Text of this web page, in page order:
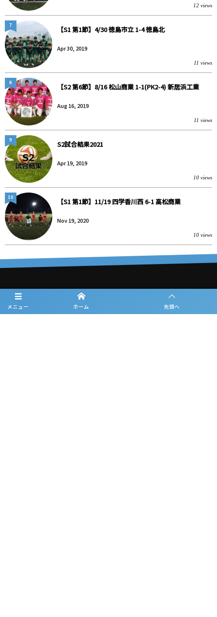
12 views
【S1 第1節】4/30 徳島市立 1-4 徳島北
Apr 30, 2019
11 views
7
【S2 第6節】8/16 松山商業 1-1(PK2-4) 新居浜工業
Aug 16, 2019
11 views
8
S2試合結果2021
Apr 19, 2019
10 views
9
【S1 第1節】11/19 四学香川西 6-1 高松商業
Nov 19, 2020
10 views
10
メニュー ホーム 先頭へ
大会概要
日程